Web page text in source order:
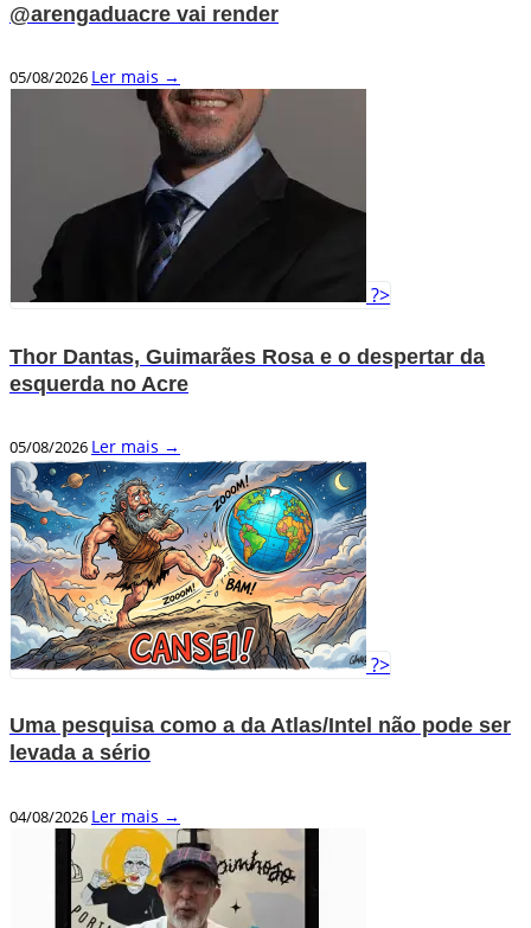
@arengaduacre vai render
05/08/2026 Ler mais →
?>
Thor Dantas, Guimarães Rosa e o despertar da
esquerda no Acre
05/08/2026 Ler mais →
?>
Uma pesquisa como a da Atlas/Intel não pode ser
levada a sério
04/08/2026 Ler mais →